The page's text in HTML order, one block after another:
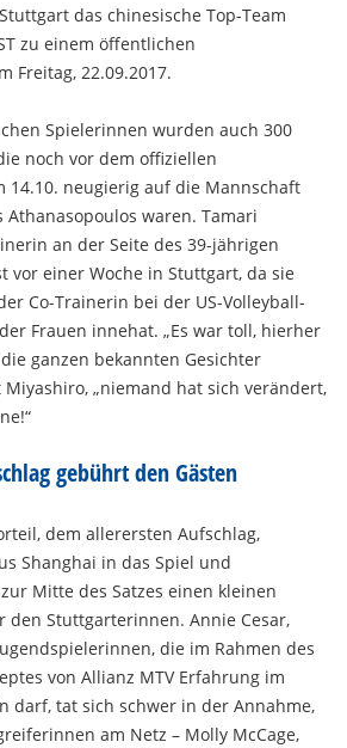
das chinesische Top-Team
zu einem öffentlichen
Freitag, 22.09.2017.
Spielerinnen wurden auch 300
noch vor dem offiziellen
14.10. neugierig auf die Mannschaft
waren. Tamari
an der Seite des 39-jährigen
vor einer Woche in Stuttgart, da sie
Co-Trainerin bei der US-Volleyball-
Frauen innehat. „Es war toll, hierher
ganzen bekannten Gesichter
Miyashiro, „niemand hat sich verändert,
gebührt den Gästen
dem allerersten Aufschlag,
Shanghai in das Spiel und
Mitte des Satzes einen kleinen
den Stuttgarterinnen. Annie Cesar,
die im Rahmen des
von Allianz MTV Erfahrung im
darf, tat sich schwer in der Annahme,
am Netz – Molly McCage,